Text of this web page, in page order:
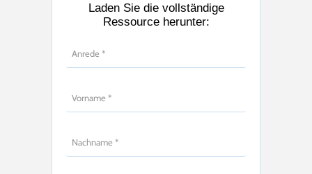
Laden Sie die vollständige
Ressource herunter: